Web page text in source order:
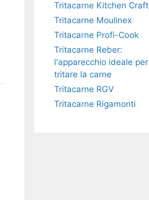
Tritacarne Kitchen Craft
Tritacarne Moulinex
Tritacarne Profi-Cook
Tritacarne Reber:
l'apparecchio ideale per
tritare la carne
Tritacarne RGV
Tritacarne Rigamonti